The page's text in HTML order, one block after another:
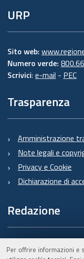
Per offrire informazioni e
URP
Sito web:
Numero verde:
Scrivici: e-mail - PEC
Trasparenza
Amministrazione
Note legali e
Privacy e Cookie
Dichiarazione di
Redazione
Informazioni sul Burert